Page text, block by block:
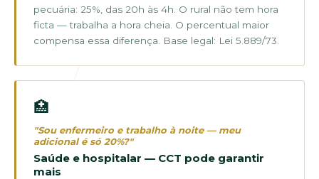
pecuária: 25%, das 20h às 4h. O rural não tem hora
ficta — trabalha a hora cheia. O percentual maior
compensa essa diferença. Base legal: Lei 5.889/73.
🏥
"Sou enfermeiro e trabalho à noite — meu
adicional é só 20%?"
Saúde e hospitalar — CCT pode garantir
mais